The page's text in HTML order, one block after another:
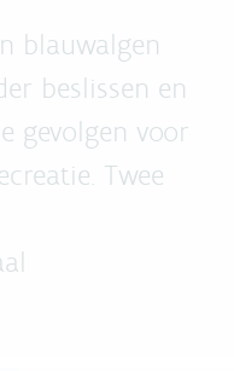
blauwalgen
beslissen en
gevolgen voor
Twee